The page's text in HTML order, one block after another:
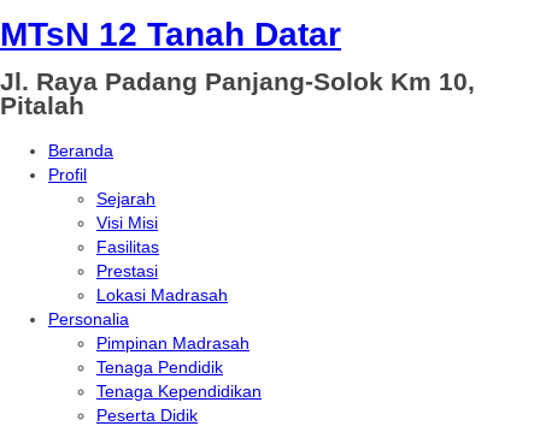
MTsN 12 Tanah Datar
Jl. Raya Padang Panjang-Solok Km 10,
Pitalah
Beranda
Profil
Sejarah
Visi Misi
Fasilitas
Prestasi
Lokasi Madrasah
Personalia
Pimpinan Madrasah
Tenaga Pendidik
Tenaga Kependidikan
Peserta Didik